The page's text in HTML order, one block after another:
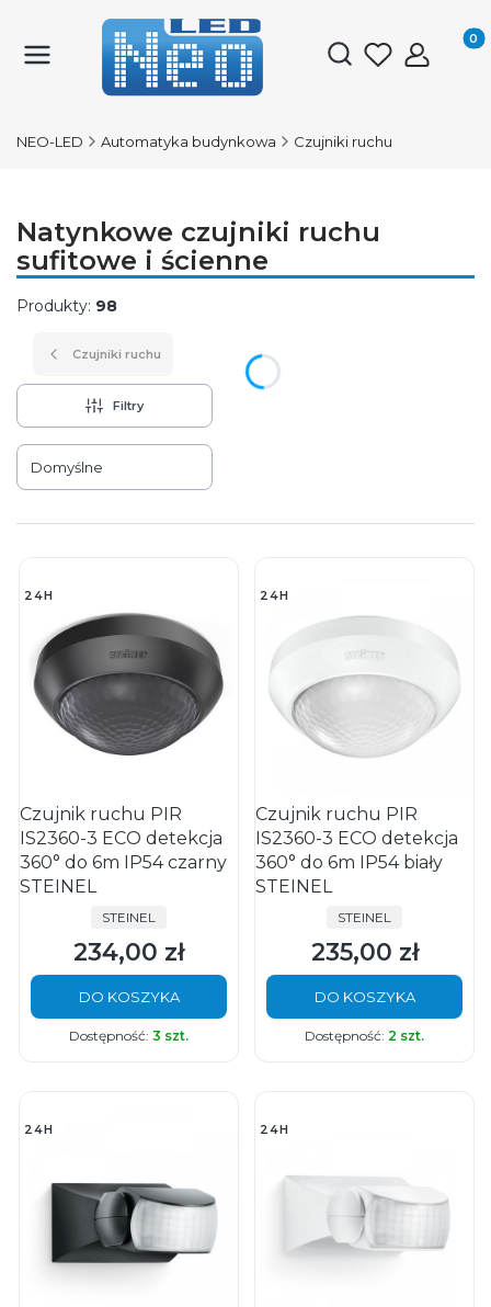
Otwórz
NEO-LED Automatyka budynkowa Czujniki ruchu
Natynkowe czujniki ruchu
sufitowe i ścienne
Produkty: 98
Czujniki ruchu
Filtry
Lista produktów
Domyślne
24H
Czujnik ruchu PIR
IS2360-3 ECO detekcja
360° do 6m IP54 czarny
STEINEL
PRODUCENT
STEINEL
Cena
234,00 zł
DO KOSZYKA
Dostępność: 3 szt.
24H
Czujnik ruchu PIR
IS2360-3 ECO detekcja
360° do 6m IP54 biały
STEINEL
PRODUCENT
STEINEL
Cena
235,00 zł
DO KOSZYKA
Dostępność: 2 szt.
24H 24H